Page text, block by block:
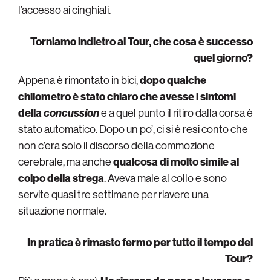
l’accesso ai cinghiali.
Torniamo indietro al Tour, che cosa è successo
quel giorno?
Appena è rimontato in bici,dopo qualche
chilometro è stato chiaro che avesse i sintomi
dellaconcussione a quel punto il ritiro dalla corsa è
stato automatico. Dopo un po’, ci si è resi conto che
non c’era solo il discorso della commozione
cerebrale, ma anchequalcosa di molto simile al
colpo della strega. Aveva male al collo e sono
servite quasi tre settimane per riavere una
situazione normale.
In pratica è rimasto fermo per tutto il tempo del
Tour?